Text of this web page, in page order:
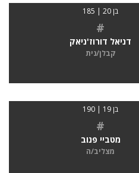
בן 20 | 185
#
דניאל דורוז'ניאק
קבלן/נית
בן 19 | 190
#
מטביי פנוב
מצליב/ה